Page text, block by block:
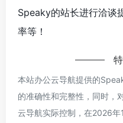
Speaky的站长进行洽谈
率等！
本站办公云导航提供的
的准确性和完整性，同时，
云导航实际控制，在2026